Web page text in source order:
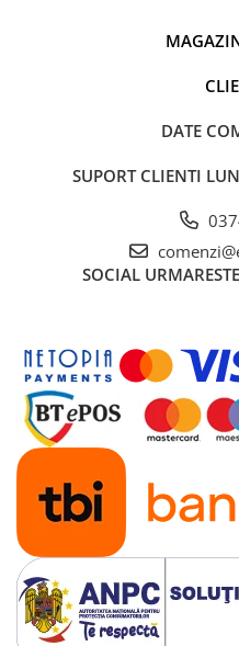
cabluri USB, prelungitoare
Cablu de date si Adaptoare
Invertoare
OUTLET
Pompe de caldura
DATE
SUPORT CLIENTI
SOCIAL